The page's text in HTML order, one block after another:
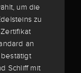
um die
zu
an
bestätigt
Schliff mit